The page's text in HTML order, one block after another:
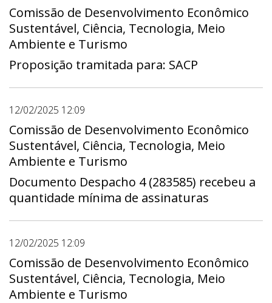
Gab 19, Gabinete do Deputado Roosevelt -
Gab 14, Gabinete da Deputada Dayse
Amarilio - Gab 18, Gabinete da Deputada
Doutora Jane - Gab 23, Gabinete do
Gab 04, Gabinete do Deputado Max Maciel -
Gab 02, Gabinete do Deputado Pastor
Daniel de Castro - Gab 07, Gabinete da
Deputada Paula Belmonte - Gab 22,
Gabinete do Deputado Pepa - Gab 12,
Gabinete do Deputado Ricardo Vale - Gab
13, Gabinete do Deputado Rogério Morro da
Cruz - Gab 05, Gabinete do Deputado
Thiago Manzoni - Gab 08, Gabinete do
Deputado Wellington Luiz - Gab 17. Prazo:
1º dia 21/02/2025 - 00:00 a útimo dia
27/02/2025 - 23:59
Comissão de Desenvolvimento Econômico
Sustentável, Ciência, Tecnologia, Meio
Ambiente e Turismo
Proposição tramitada para: SACP
12/02/2025 12:09
Comissão de Desenvolvimento Econômico
Sustentável, Ciência, Tecnologia, Meio
Ambiente e Turismo
Documento Despacho 4 (283585) recebeu a
quantidade mínima de assinaturas
12/02/2025 12:09
Comissão de Desenvolvimento Econômico
Sustentável, Ciência, Tecnologia, Meio
Ambiente e Turismo